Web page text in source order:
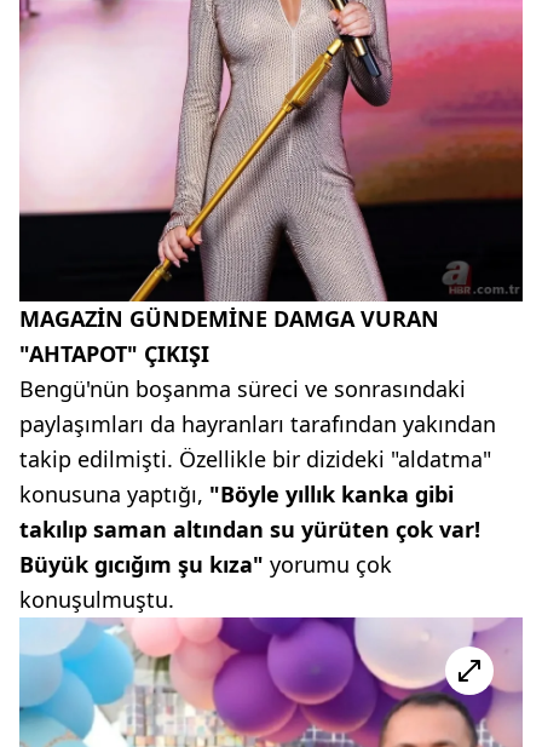
MAGAZİN GÜNDEMİNE DAMGA VURAN
"AHTAPOT" ÇIKIŞI
Bengü'nün boşanma süreci ve sonrasındaki
paylaşımları da hayranları tarafından yakından
takip edilmişti. Özellikle bir dizideki "aldatma"
konusuna yaptığı, "Böyle yıllık kanka gibi
takılıp saman altından su yürüten çok var!
Büyük gıcığım şu kıza" yorumu çok
konuşulmuştu.